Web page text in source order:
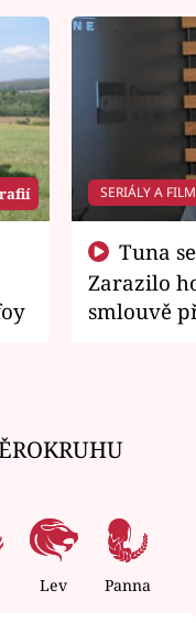
SERIÁLY A
Zarazilo
smlouvě
Lev Panna